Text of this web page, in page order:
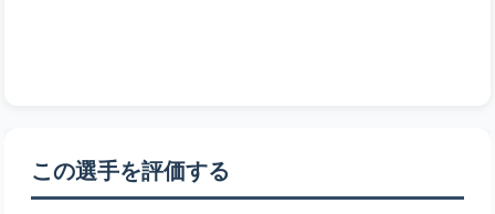
この選手を評価する